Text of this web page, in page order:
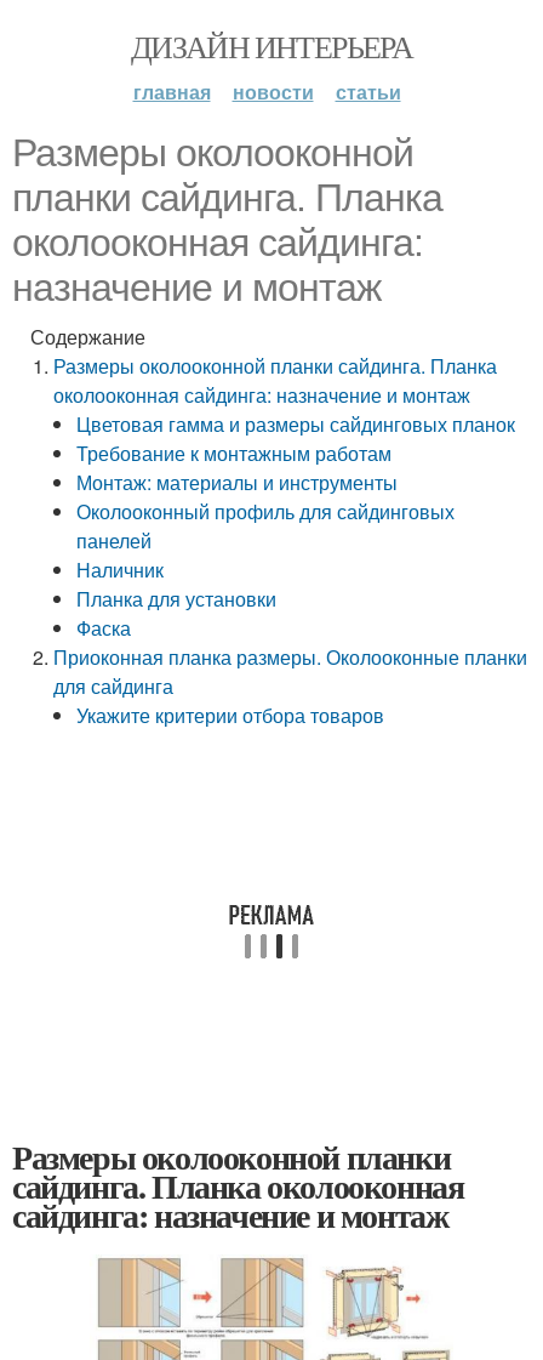
ДИЗАЙН ИНТЕРЬЕРА
главная новости статьи
Размеры околооконной
планки сайдинга. Планка
околооконная сайдинга:
назначение и монтаж
Содержание
Размеры околооконной планки сайдинга. Планка
околооконная сайдинга: назначение и монтаж
Цветовая гамма и размеры сайдинговых планок
Требование к монтажным работам
Монтаж: материалы и инструменты
Околооконный профиль для сайдинговых
панелей
Наличник
Планка для установки
Фаска
Приоконная планка размеры. Околооконные планки
для сайдинга
Укажите критерии отбора товаров
Размеры околооконной планки
сайдинга. Планка околооконная
сайдинга: назначение и монтаж